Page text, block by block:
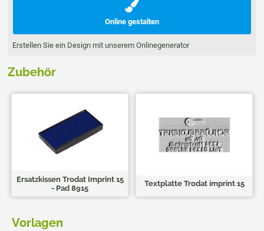
Online gestalten
Erstellen Sie ein Design mit unserem Onlinegenerator
Zubehör
Ersatzkissen Trodat Imprint 15
- Pad 8915
Textplatte Trodat imprint 15
Vorlagen